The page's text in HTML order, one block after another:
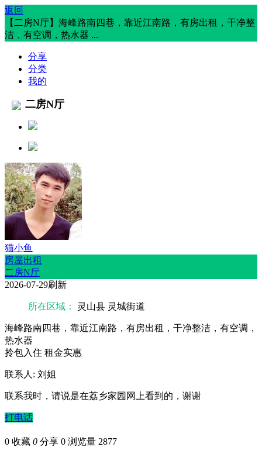
返回
【二房N厅】海峰路南四巷，靠近江南路，有房出租，干净整
洁，有空调，热水器 ...
分享
分类
我的
二房N厅
猫小鱼
房屋出租
二房N厅
2026-07-29刷新
所在区域： 灵山县 灵城街道
海峰路南四巷，靠近江南路，有房出租，干净整洁，有空调，
热水器
拎包入住 租金实惠
联系人: 刘姐
联系我时，请说是在荔乡家园网上看到的，谢谢
打电话
0 收藏 0 分享 0 浏览量 2877